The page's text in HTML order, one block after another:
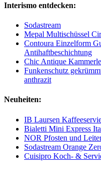
Interismo entdecken:
Sodastream
Mepal Multischüssel
Contoura Einzelform
Antihaftbeschichtung
Chic Antique
Funkenschutz
anthrazit
Neuheiten:
IB Laursen
Bialetti Mini Express
NOR Pfosten und
Sodastream Orange
Cuisipro Koch- &